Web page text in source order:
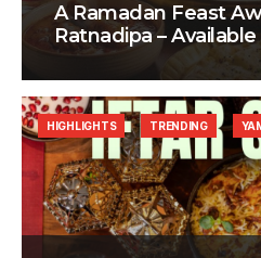
A Ramadan Feast
Ratnadipa –
HIGHLIGHTS TRENDING